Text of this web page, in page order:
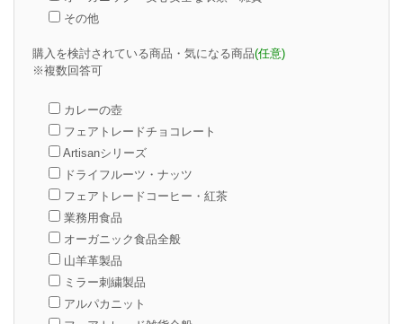
その他
購入を検討されている商品・気になる商品(任意)
※複数回答可
カレーの壺
フェアトレードチョコレート
Artisanシリーズ
ドライフルーツ・ナッツ
フェアトレードコーヒー・紅茶
業務用食品
オーガニック食品全般
山羊革製品
ミラー刺繍製品
アルパカニット